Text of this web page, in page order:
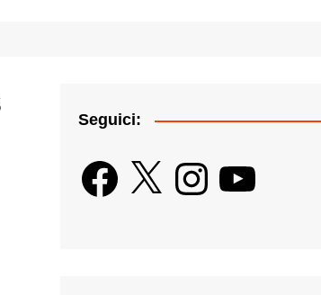
Seguici:
Facebook
X InstagramYouTube